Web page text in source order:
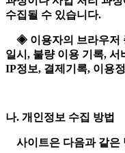
수집될 수 있습니다.
◈ 이용자의 브라우저
일시, 불량 이용 기록,
IP정보, 결제기록, 이용
나. 개인정보 수집 방법
사이트은 다음과 같은